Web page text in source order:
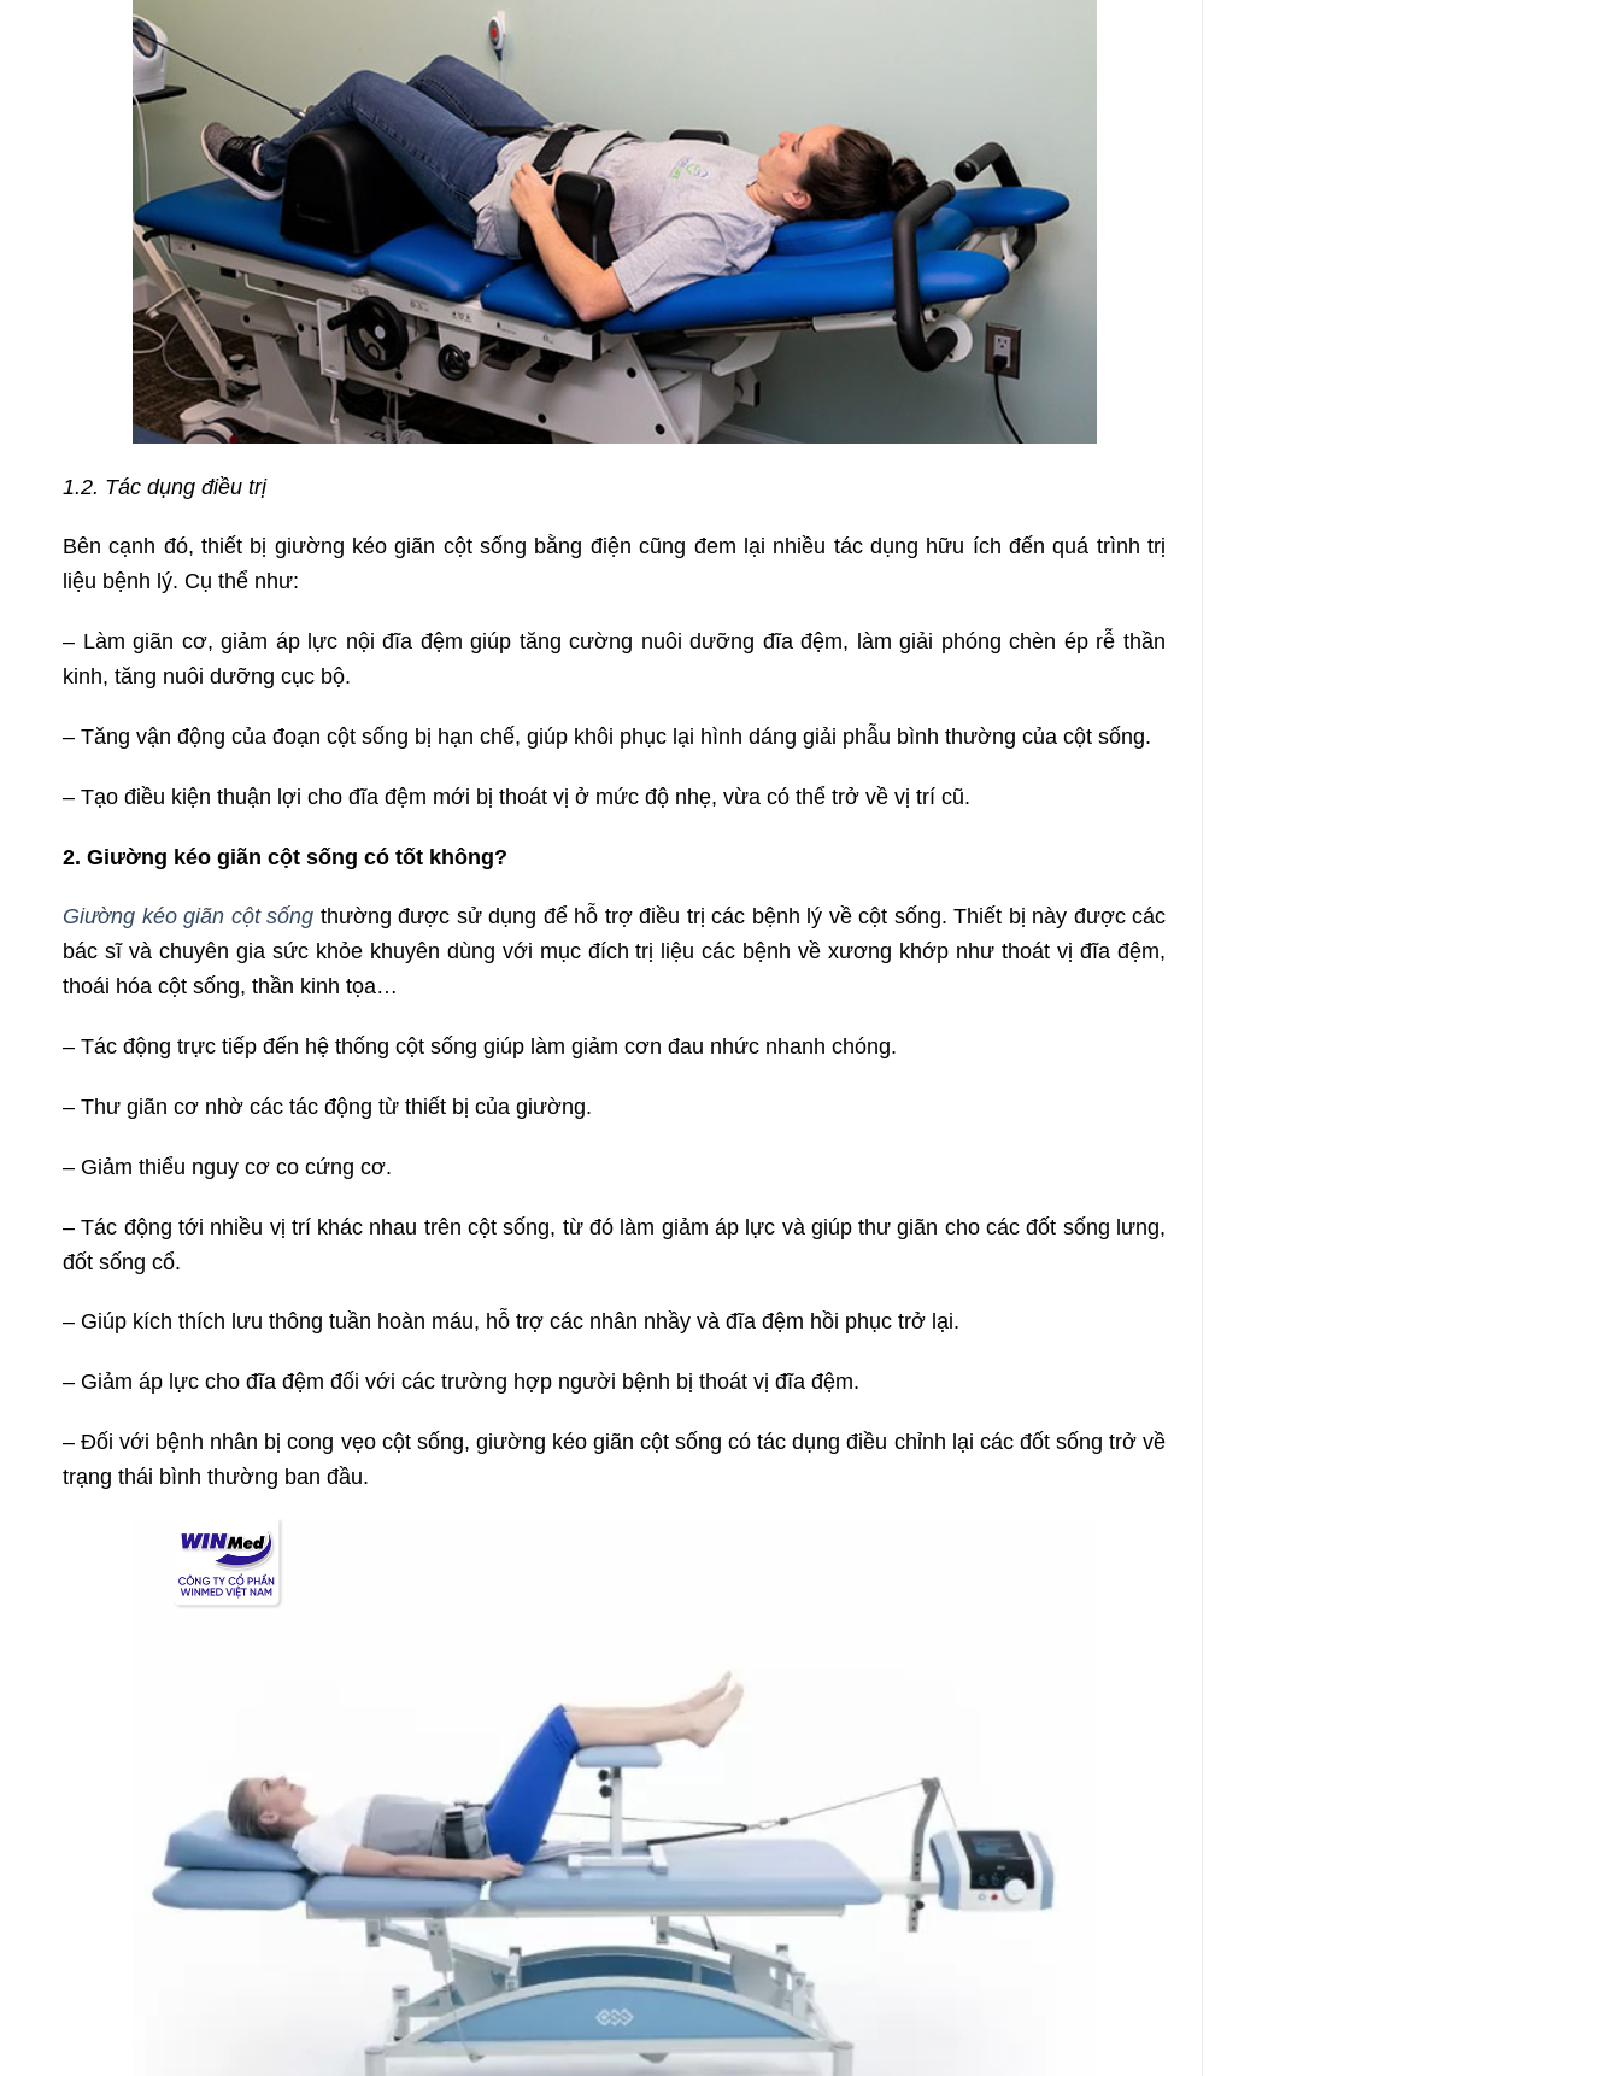
1.2. Tác dụng điều trị
Bên cạnh đó, thiết bị giường kéo giãn cột sống bằng điện cũng đem lại nhiều tác dụng hữu ích đến quá trình trị
liệu bệnh lý. Cụ thể như:
– Làm giãn cơ, giảm áp lực nội đĩa đệm giúp tăng cường nuôi dưỡng đĩa đệm, làm giải phóng chèn ép rễ thần
kinh, tăng nuôi dưỡng cục bộ.
– Tăng vận động của đoạn cột sống bị hạn chế, giúp khôi phục lại hình dáng giải phẫu bình thường của cột sống.
– Tạo điều kiện thuận lợi cho đĩa đệm mới bị thoát vị ở mức độ nhẹ, vừa có thể trở về vị trí cũ.
2. Giường kéo giãn cột sống có tốt không?
Giường kéo giãn cột sống thường được sử dụng để hỗ trợ điều trị các bệnh lý về cột sống. Thiết bị này được các
bác sĩ và chuyên gia sức khỏe khuyên dùng với mục đích trị liệu các bệnh về xương khớp như thoát vị đĩa đệm,
thoái hóa cột sống, thần kinh tọa…
– Tác động trực tiếp đến hệ thống cột sống giúp làm giảm cơn đau nhức nhanh chóng.
– Thư giãn cơ nhờ các tác động từ thiết bị của giường.
– Giảm thiểu nguy cơ co cứng cơ.
– Tác động tới nhiều vị trí khác nhau trên cột sống, từ đó làm giảm áp lực và giúp thư giãn cho các đốt sống lưng,
đốt sống cổ.
– Giúp kích thích lưu thông tuần hoàn máu, hỗ trợ các nhân nhầy và đĩa đệm hồi phục trở lại.
– Giảm áp lực cho đĩa đệm đối với các trường hợp người bệnh bị thoát vị đĩa đệm.
– Đối với bệnh nhân bị cong vẹo cột sống, giường kéo giãn cột sống có tác dụng điều chỉnh lại các đốt sống trở về
trạng thái bình thường ban đầu.